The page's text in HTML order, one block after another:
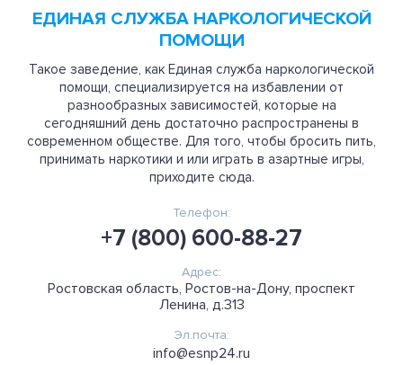
ЕДИНАЯ СЛУЖБА НАРКОЛОГИЧЕСКОЙ
ПОМОЩИ
Такое заведение, как Единая служба наркологической
помощи, специализируется на избавлении от
разнообразных зависимостей, которые на
сегодняшний день достаточно распространены в
современном обществе. Для того, чтобы бросить пить,
принимать наркотики и или играть в азартные игры,
приходите сюда.
Телефон:
+7 (800) 600-88-27
Адрес:
Ростовская область, Ростов-на-Дону, проспект
Ленина, д.313
Эл.почта:
info@esnp24.ru